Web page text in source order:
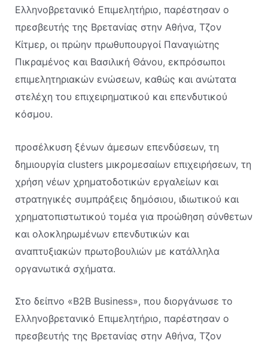
Ελληνοβρετανικό Επιμελητήριο, παρέστησαν ο
πρεσβευτής της Βρετανίας στην Αθήνα, Τζον
Κίτμερ, οι πρώην πρωθυπουργοί Παναγιώτης
Πικραμένος και Βασιλική Θάνου, εκπρόσωποι
επιμελητηριακών ενώσεων, καθώς και ανώτατα
στελέχη του επιχειρηματικού και επενδυτικού
κόσμου.
προσέλκυση ξένων άμεσων επενδύσεων, τη
δημιουργία clusters μικρομεσαίων επιχειρήσεων, τη
χρήση νέων χρηματοδοτικών εργαλείων και
στρατηγικές συμπράξεις δημόσιου, ιδιωτικού και
χρηματοπιστωτικού τομέα για προώθηση σύνθετων
και ολοκληρωμένων επενδυτικών και
αναπτυξιακών πρωτοβουλιών με κατάλληλα
οργανωτικά σχήματα.
Στο δείπνο «B2B Business», που διοργάνωσε το
Ελληνοβρετανικό Επιμελητήριο, παρέστησαν ο
πρεσβευτής της Βρετανίας στην Αθήνα, Τζον